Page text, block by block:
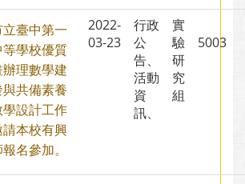
臺中第一
學校優質
理數學建
共備素養
設計工作
本校有興
名參加。
2022-
03-23
行政
公
告、
活動
資
訊、
實
驗
研
究
組
5003